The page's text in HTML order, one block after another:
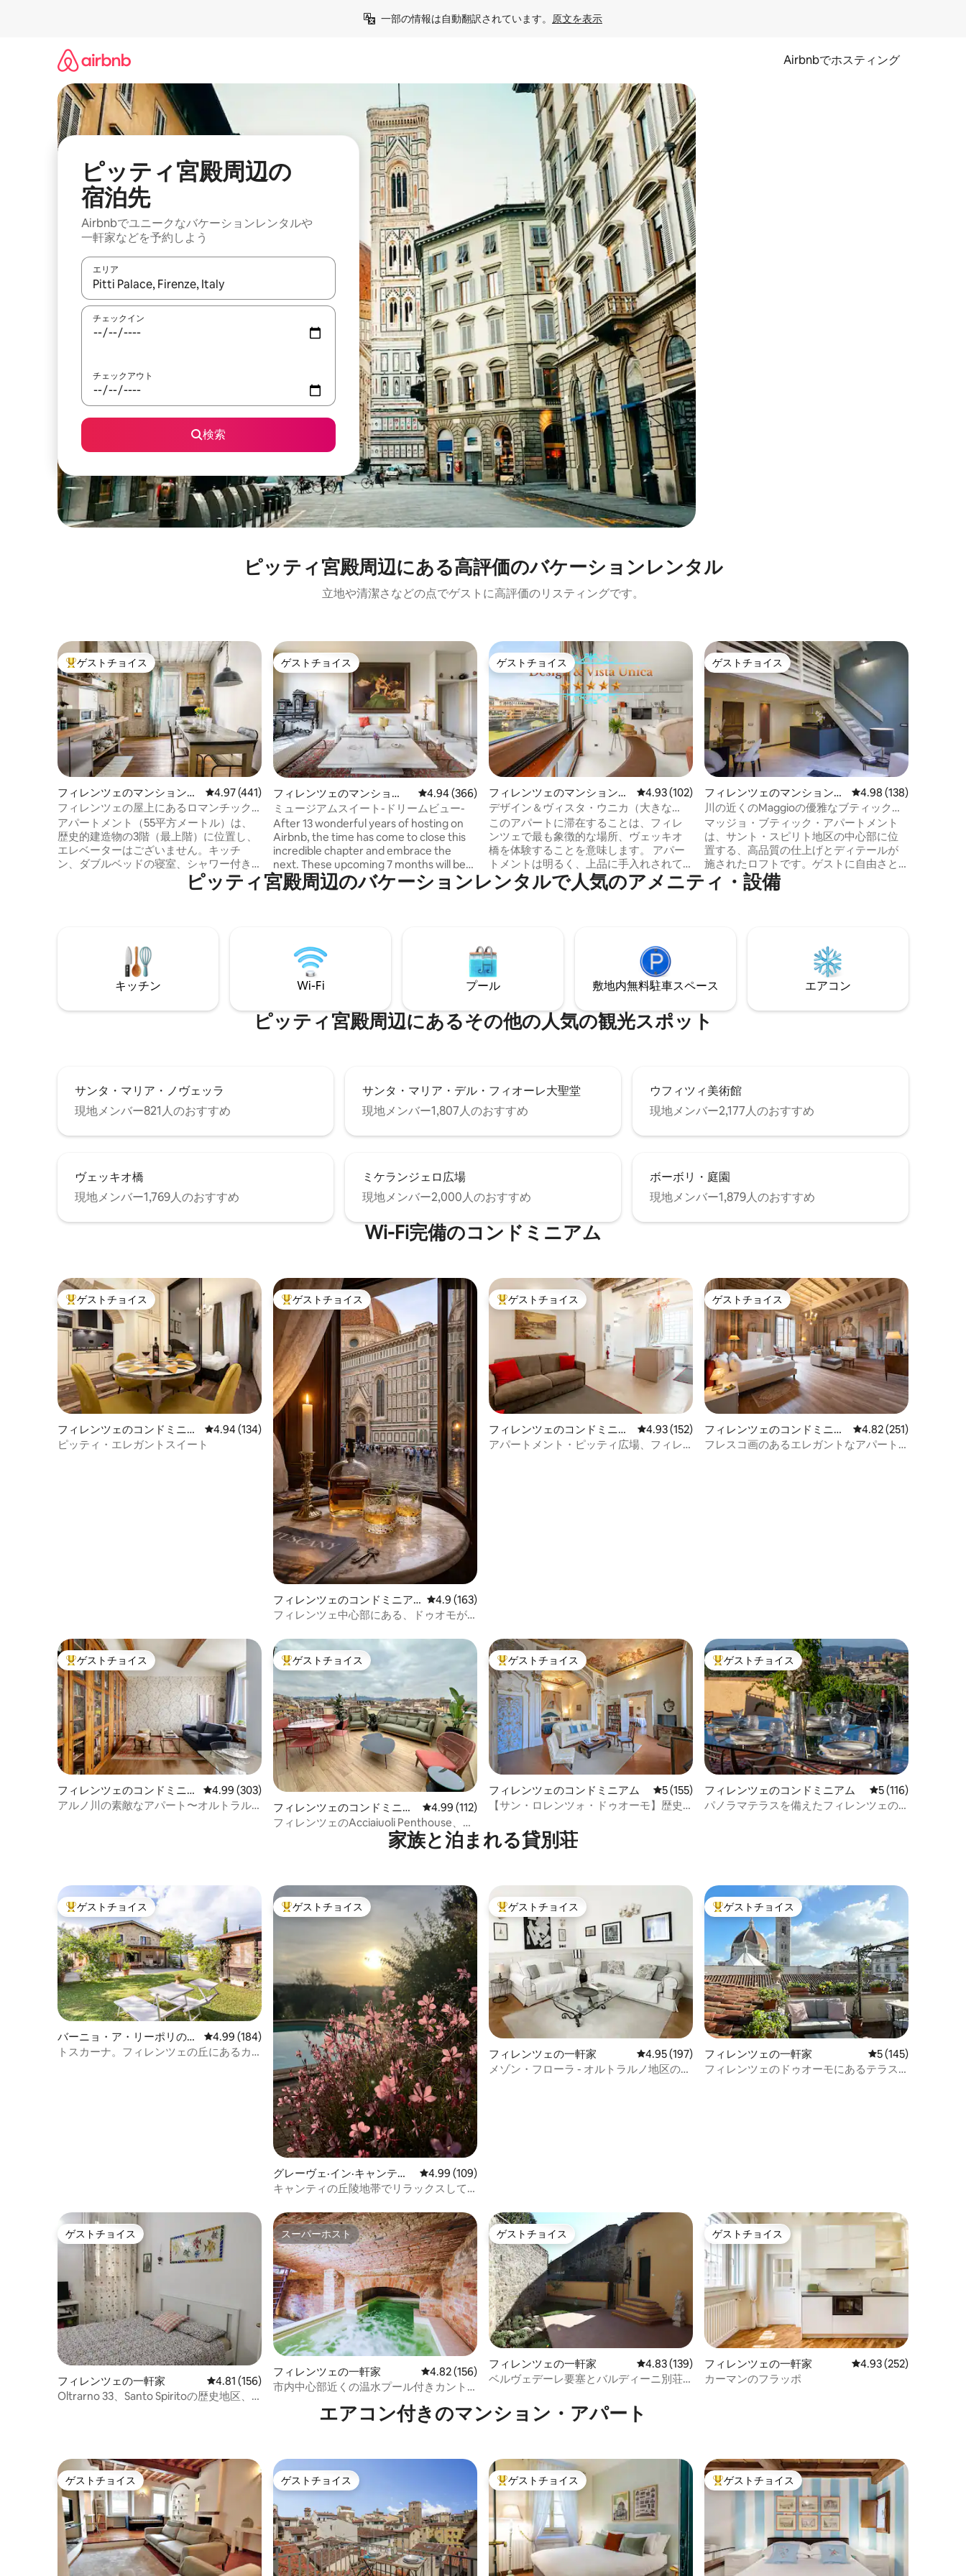
一部の情報は自動翻訳されています。 原文を表示
Airbnbでホスティング
ピッティ宮殿⁠周⁠辺⁠の
宿⁠泊⁠先
Airbnbでユニークなバ⁠ケ⁠ー⁠シ⁠ョ⁠ンレ⁠ン⁠タ⁠ルや
一⁠軒⁠家な⁠ど⁠を予⁠約⁠し⁠よ⁠う
エリア
検索結果が表示されたら、上下の矢印キーを使って移動するか、画面をタッチまたはスワイプして検索結果を確認することができます。
チェックイン
チェックアウト
検索
ピッティ宮殿⁠周⁠辺⁠に⁠あ⁠る高⁠評⁠価⁠のバ⁠ケ⁠ー⁠シ⁠ョ⁠ン⁠レ⁠ン⁠タ⁠ル
立地や清潔さなどの点でゲストに高評価のリスティングです。
大好評のゲストチョイスです。
ゲストチョイス
フィレンツェのマンション・
アパート
レビュー441件、5つ星中4.97つ星の平均評価
4.97 (441)
フィレンツェの屋上にあるロマンチック
なアパートメント
アパートメント（55平方メートル）は、
歴史的建造物の3階（最上階）に位置し、
エレベーターはございません。キッチ
ン、ダブルベッドの寝室、シャワー付き
バスルームで構成されています。ご要望
に応じて、リビング/キッチンエリアにシ
するために、密閉されています。エアコ
ンと暖房。 高速で無制限のWi-Fi。同じ階
には、もう一つのアパートメントがあり
）。大家族の方には、同じ階にある2つの
ので、必要に応じて、いずれかが直接お
手伝いし、問題を解決することができま
す。 アパートは、フィレンツェの最も特
レディアーノ地区にあります。この地区
tips-and-articles/10-of-the-worlds-
coolest-neighbourhoods-to-visit-right-
now/40625c8c-8a11-5710-a052-
1479d2769fd4 ）によって世界で最もクー
そばにあります。 窓からはフィレンツェ
の屋根が見渡せ、階段を降りるだけで、
レストラン、クラブ、職人の店、ナイト
ライフ、歴史的な魅力に囲まれていま
す。
https://www.tuscanypeople.com/san-
frediano-quartiere-piu-cool-del-mondo/
アパートは中心部に位置しており、どの
観光スポットにも徒歩で行くことができ
ます。 アパートは、最近改装されたばか
りの古い建物の3階にあり、エレベーター
はありません。 （53段ある階段を上る必
要があります）
ゲストチョイス
ゲストチョイス
フィレンツェのマンショ
ン・アパート
レビュー366件、5つ星中4.94つ星の平均評価
4.94 (366)
ミュージアムスイート-ドリームビュー-
After 13 wonderful years of hosting on
Airbnb, the time has come to close this
incredible chapter and embrace the
next. These upcoming 7 months will be
the final season for MuseumSuite, in Jan
2027, the property will be sold and
all walks of life. Each of you has deeply
enriched my journey, and I hope that
MuseumSuite has left a beautiful, lasting
impression on your lives as well.
ゲストチョイス
ゲストチョイス
フィレンツェのマンション・
アパート
レビュー102件、5つ星中4.93つ星の平均評価
4.93 (102)
デザイン＆ヴィスタ・ウニカ（大きな
窓）
このアパートに滞在することは、フィレ
ンツェで最も象徴的な場所、ヴェッキオ
橋を体験することを意味します。 アパー
トメントは明るく、上品に手入れされて
おり、本物の快適な体験を提供するよう
に設計されています。 エレベーターが利
なディテールを組み合わせています。暖
かい色、洗練された家具、そして居心地
の良い雰囲気で、すぐにくつろげます。
比類のない眺め！
ゲストチョイス
ゲストチョイス
フィレンツェのマンション・
アパート
レビュー138件、5つ
4.98 (138)
川の近くのMaggioの優雅なブティックア
パートメント
マッジョ・ブティック・アパートメント
は、サント・スピリト地区の中心部に位
置する、高品質の仕上げとディテールが
施されたロフトです。ゲストに自由さと
親密さを提供するように設計されていま
す。 アパートは、有名なマッジョ通りに
（150メートル） ポンテ・ヴェッキオ：5
分（500メートル） ウフィッツィ美術館：
ピッティ宮殿⁠周⁠辺⁠のバ⁠ケ⁠ー⁠シ⁠ョ⁠ン⁠レ⁠ン⁠タ⁠ル⁠で人⁠気⁠のア⁠メ⁠ニ⁠テ⁠ィ⁠・⁠設⁠備
キッチン Wi-Fi プール 敷地内無料駐⁠車ス⁠ペ⁠ー⁠ス エアコン
ピッティ宮殿⁠周⁠辺⁠に⁠あ⁠るそ⁠の⁠他⁠の人⁠気⁠の観⁠光⁠ス⁠ポ⁠ッ⁠ト
サンタ・マリア・ノヴェッラ
現地メンバー821人のおすすめ
サンタ・マリア・デル・フィオーレ大聖堂
現地メンバー1,807人のおすすめ
ウフィツィ美術館
現地メンバー2,177人のおすすめ
ヴェッキオ橋
現地メンバー1,769人のおすすめ
ミケランジェロ広場
現地メンバー2,000人のおすすめ
ボーボリ・庭園
現地メンバー1,879人のおすすめ
Wi-Fi完備のコンドミニアム
大好評のゲストチョイスです。
ゲストチョイス
フィレンツェのコンドミニア
ム
レビュー134件、5つ星中4.94つ星の平均評価
4.94 (134)
ピッティ・エレガントスイート
大好評のゲストチョイスです。
ゲストチョイス
フィレンツェのコンドミニア
ム
レビュー163件、5つ星中4.9つ星の平均評価
4.9 (163)
フィレンツェ中心部にある、ドゥオモが
大好評のゲストチョイスです。
ゲストチョイス
フィレンツェのコンドミニア
ム
レビュー152件、5つ星中4.93つ星の平均評価
4.93 (152)
アパートメント・ピッティ広場、フィレ
ゲストチョイス
ゲストチョイス
フィレンツェのコンドミニア
ム
レビュー251件、5つ
4.82 (251)
フレスコ画のあるエレガントなアパート
大好評のゲストチョイスです。
ゲストチョイス
フィレンツェのコンドミニア
ム
レビュー303件、5つ星中4.99つ星の平均評価
4.99 (303)
アルノ川の素敵なアパート〜オルトラル
大好評のゲストチョイスです。
ゲストチョイス
フィレンツェのコンドミニア
ム
レビュー112件、5つ星中4.99つ星の平均評価
4.99 (112)
フィレンツェのAcciaiuoli Penthouse、テ
大好評のゲストチョイスです。
ゲストチョイス
フィレンツェのコンドミニアム レビュー155件、5つ星中5つ星の平均評価
5 (155)
【サン・ロレンツォ・ドゥオーモ】歴史
大好評のゲストチョイスです。
ゲストチョイス
フィレンツェのコンドミニアム レビュー116件、5
5 (116)
パノラマテラスを備えたフィレンツェの
家族と泊まれる貸別荘
大好評のゲストチョイスです。
ゲストチョイス
バーニョ・ア・リーポリの一
軒家
レビュー184件、5つ星中4.99つ星の平均評価
4.99 (184)
トスカーナ。フィレンツェの丘にあるカ
大好評のゲストチョイスです。
ゲストチョイス
グレーヴェ·イン·キャンティ
の一軒家
レビュー109件、5つ星中4.99つ星の平均評価
4.99 (109)
キャンティの丘陵地帯でリラックスして
大好評のゲストチョイスです。
ゲストチョイス
フィレンツェの一軒家 レビュー197件、5つ星中4.95つ星の平均評価
4.95 (197)
メゾン・フローラ - オルトラルノ地区の歴
大好評のゲストチョイスです。
ゲストチョイス
フィレンツェの一軒家 レビュー145件、5
5 (145)
フィレンツェのドゥオーモにあるテラス
ゲストチョイス
ゲストチョイス
フィレンツェの一軒家 レビュー156件、5つ星中4.81つ星の平均評価
4.81 (156)
Oltrarno 33、Santo Spiritoの歴史地区、
スーパーホスト
スーパーホスト
フィレンツェの一軒家 レビュー156件、5つ星中4.82つ星の平均評価
4.82 (156)
市内中心部近くの温水プール付きカント
ゲストチョイス
ゲストチョイス
フィレンツェの一軒家 レビュー139件、5つ星中4.83つ星の平均評価
4.83 (139)
ベルヴェデーレ要塞とバルディーニ別荘
ゲストチョイス
ゲストチョイス
フィレンツェの一軒家 レビュー252件、5つ
4.93 (252)
カーマンのフラッポ
エアコン付きのマンション・アパート
ゲストチョイス
ゲストチョイス ゲストチョイス
ゲストチョイス 大好評のゲストチョイスです。
ゲストチョイス 大好評のゲストチョイスです。
ゲストチョイス